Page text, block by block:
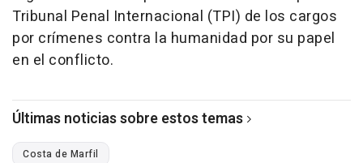
Tribunal Penal Internacional (TPI) de los cargos
por crímenes contra la humanidad por su papel
en el conflicto.
Últimas noticias sobre estos temas
Costa de Marfil